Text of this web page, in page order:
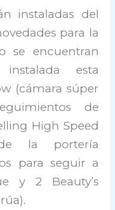
instaladas del
para la
se encuentran
esta
(cámara súper
de
High Speed
la portería
para seguir a
y 2 Beauty’s